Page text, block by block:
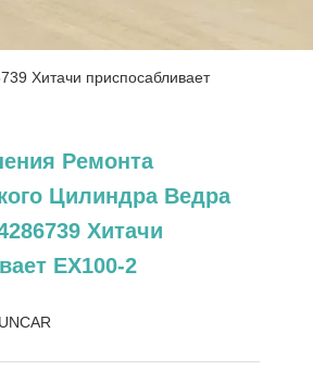
Хитачи приспосабливает
Ремонта
Цилиндра Ведра
Хитачи
EX100-2